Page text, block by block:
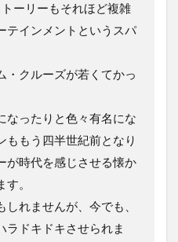
ーリーもそれほど複雑
テインメントというスパ
・クルーズが若くてかっ
なったりと色々有名にな
ももう四半世紀前となり
が時代を感じさせる懐か
。
れませんが、今でも、
ラドキドキさせられま